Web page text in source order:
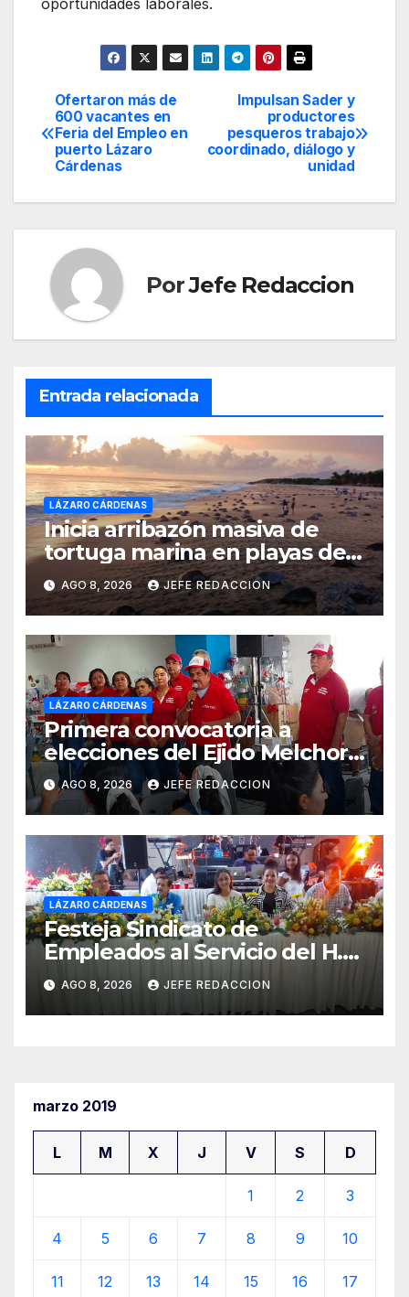
oportunidades laborales.
Navegación
de
Impulsan Sader y
productores
pesqueros trabajo
coordinado, diálogo y
unidad
Ofertaron más de
600 vacantes en
Feria del Empleo en
puerto Lázaro
Cárdenas
PorJefe Redaccion
Entrada relacionada
LÁZARO CÁRDENAS
Inicia arribazón masiva de
tortuga marina en playas de
Michoacán
AGO 8, 2026 JEFE REDACCION
LÁZARO CÁRDENAS
Primera convocatoria a
elecciones del Ejido Melchor
Ocampo en Lázaro Cárdenas
el domingo
AGO 8, 2026 JEFE REDACCION
LÁZARO CÁRDENAS
Festeja Sindicato de
Empleados al Servicio del H.
Ayuntamiento de LZC Día del
Empleado Municipal
AGO 8, 2026 JEFE REDACCION
marzo 2019
L M X J V S D
1 2 3
4 5 6 7 8 9 10
11 12 13 14 15 16 17